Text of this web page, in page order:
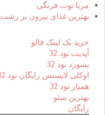
مربا توت فرنگی
بهترین غذای بیرون بر رشت
خرید بک لینک فالو
آپدیت نود 32
پسورد نود 32
اوکلی لایسنس رایگان نود 32
همیار نود 32
بهترین سئو
رایگان